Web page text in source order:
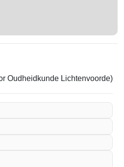
Oudheidkunde Lichtenvoorde)